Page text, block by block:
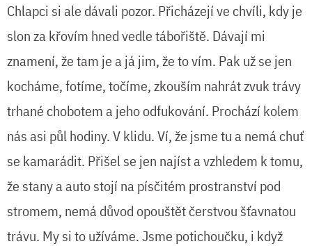
Chlapci si ale dávali pozor. Přicházejí ve chvíli, kdy je
slon za křovím hned vedle tábořiště. Dávají mi
znamení, že tam je a já jim, že to vím. Pak už se jen
kocháme, fotíme, točíme, zkouším nahrát zvuk trávy
trhané chobotem a jeho odfukování. Prochází kolem
nás asi půl hodiny. V klidu. Ví, že jsme tu a nemá chuť
se kamarádit. Přišel se jen najíst a vzhledem k tomu,
že stany a auto stojí na písčitém prostranství pod
stromem, nemá důvod opouštět čerstvou šťavnatou
trávu. My si to užíváme. Jsme potichoučku, i když